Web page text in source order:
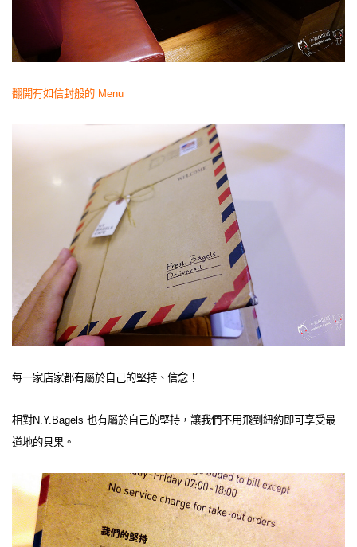
翻開有如信封般的 Menu
每一家店家都有屬於自己的堅持、信念！
相對N.Y.Bagels 也有屬於自己的堅持，讓我們不用飛到紐約即可享受最
道地的貝果。